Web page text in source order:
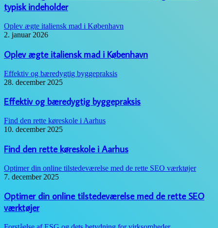
typisk indeholder
Oplev ægte italiensk mad i København
2. januar 2026
Oplev ægte italiensk mad i København
Effektiv og bæredygtig byggepraksis
28. december 2025
Effektiv og bæredygtig byggepraksis
Find den rette køreskole i Aarhus
10. december 2025
Find den rette køreskole i Aarhus
Optimer din online tilstedeværelse med de rette SEO værktøjer
7. december 2025
Optimer din online tilstedeværelse med de rette SEO
værktøjer